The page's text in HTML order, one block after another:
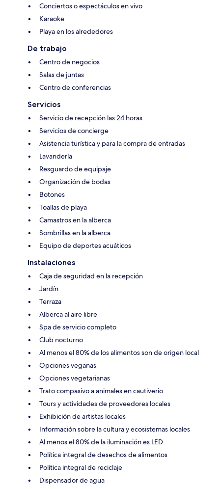
Conciertos o espectáculos en vivo
Karaoke
Playa en los alrededores
De trabajo
Centro de negocios
Salas de juntas
Centro de conferencias
Servicios
Servicio de recepción las 24 horas
Servicios de concierge
Asistencia turística y para la compra de entradas
Lavandería
Resguardo de equipaje
Organización de bodas
Botones
Toallas de playa
Camastros en la alberca
Sombrillas en la alberca
Equipo de deportes acuáticos
Instalaciones
Caja de seguridad en la recepción
Jardín
Terraza
Alberca al aire libre
Spa de servicio completo
Club nocturno
Al menos el 80% de los alimentos son de origen local
Opciones veganas
Opciones vegetarianas
Trato compasivo a animales en cautiverio
Tours y actividades de proveedores locales
Exhibición de artistas locales
Información sobre la cultura y ecosistemas locales
Al menos el 80% de la iluminación es LED
Política integral de desechos de alimentos
Política integral de reciclaje
Dispensador de agua